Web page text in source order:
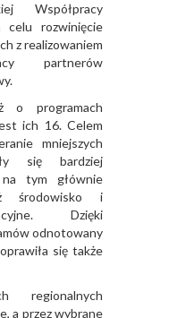
Współpracy
celu rozwinięcie
z realizowaniem
partnerów
o programach
ich 16. Celem
mniejszych
się bardziej
na tym głównie
środowisko i
Dzięki
odnotowany
się także
regionalnych
a przez wybrane